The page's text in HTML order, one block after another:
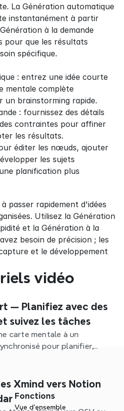
La Génération automatique
instantanément à partir
à la demande
pour que les résultats
spécifique.
: entrez une idée courte
mentale complète
un brainstorming rapide.
: fournissez des détails
contraintes pour affiner
les résultats.
éditer les nœuds, ajouter
les sujets
planification plus
passer rapidement d'idées
Utilisez la Génération
et la Génération à la
besoin de précision ; les
et le développement
vidéo
— Planifiez avec des
suivez les tâches
carte mentale à un
pour planifier,
et suivre les projets dans
Xmind vers Notion
Fonctions
Vue d'ensemble